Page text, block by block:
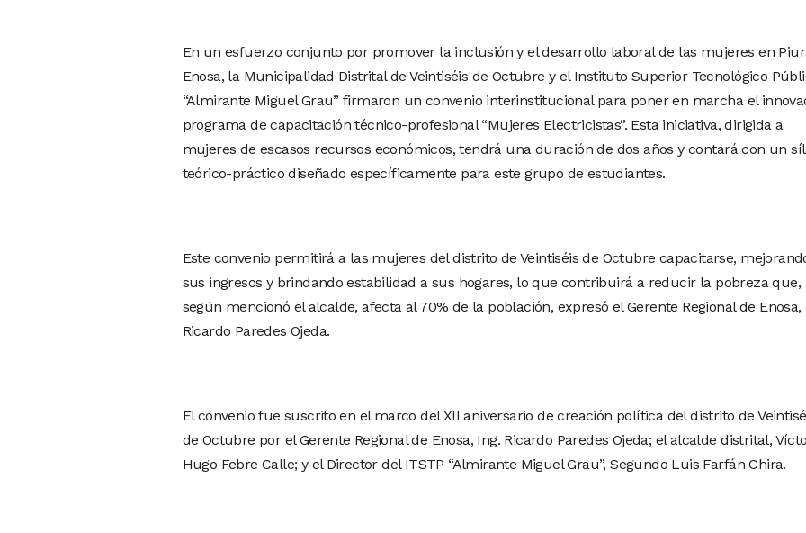
En un esfuerzo conjunto por promover la inclusión y el desarrollo laboral de las mujeres en
Enosa, la Municipalidad Distrital de Veintiséis de Octubre y el Instituto Superior Tecnológico
“Almirante Miguel Grau” firmaron un convenio interinstitucional para poner en marcha el
programa de capacitación técnico-profesional “Mujeres Electricistas”. Esta iniciativa, dirigida a
mujeres de escasos recursos económicos, tendrá una duración de dos años y contará con un
teórico-práctico diseñado específicamente para este grupo de estudiantes.
Este convenio permitirá a las mujeres del distrito de Veintiséis de Octubre capacitarse,
sus ingresos y brindando estabilidad a sus hogares, lo que contribuirá a reducir la pobreza que,
según mencionó el alcalde, afecta al 70% de la población, expresó el Gerente Regional de Enosa,
Ricardo Paredes Ojeda.
El convenio fue suscrito en el marco del XII aniversario de creación política del distrito de
de Octubre por el Gerente Regional de Enosa, Ing. Ricardo Paredes Ojeda; el alcalde distrital,
Hugo Febre Calle; y el Director del ITSTP “Almirante Miguel Grau”, Segundo Luis Farfán Chira.